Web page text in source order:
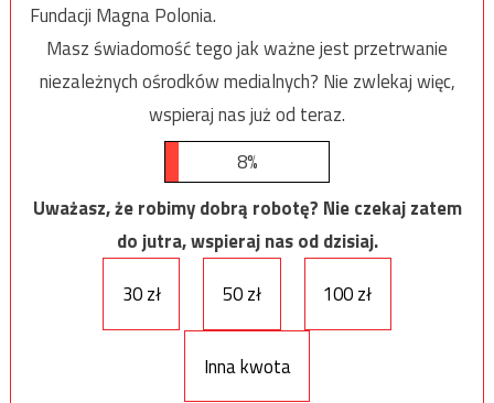
Fundacji Magna Polonia.
Masz świadomość tego jak ważne jest przetrwanie
niezależnych ośrodków medialnych? Nie zwlekaj więc,
wspieraj nas już od teraz.
8%
Uważasz, że robimy dobrą robotę? Nie czekaj zatem
do jutra, wspieraj nas od dzisiaj.
30 zł
50 zł 100 zł
Inna kwota